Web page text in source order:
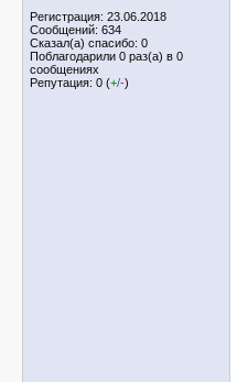
Регистрация: 23.06.2018
Сообщений: 634
Сказал(а) спасибо: 0
Поблагодарили 0 раз(а) в 0
сообщениях
Репутация: 0 (+/-)